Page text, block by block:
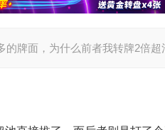
的牌面，为什么前者我转牌2倍